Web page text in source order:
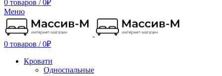
0 товаров / 0₽
Меню
0 товаров / 0₽
Кровати
Односпальные